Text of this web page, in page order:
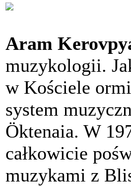
Aram
muzykologii.
w Kościele
system
Öktenaia. W
całkowicie
muzykami z